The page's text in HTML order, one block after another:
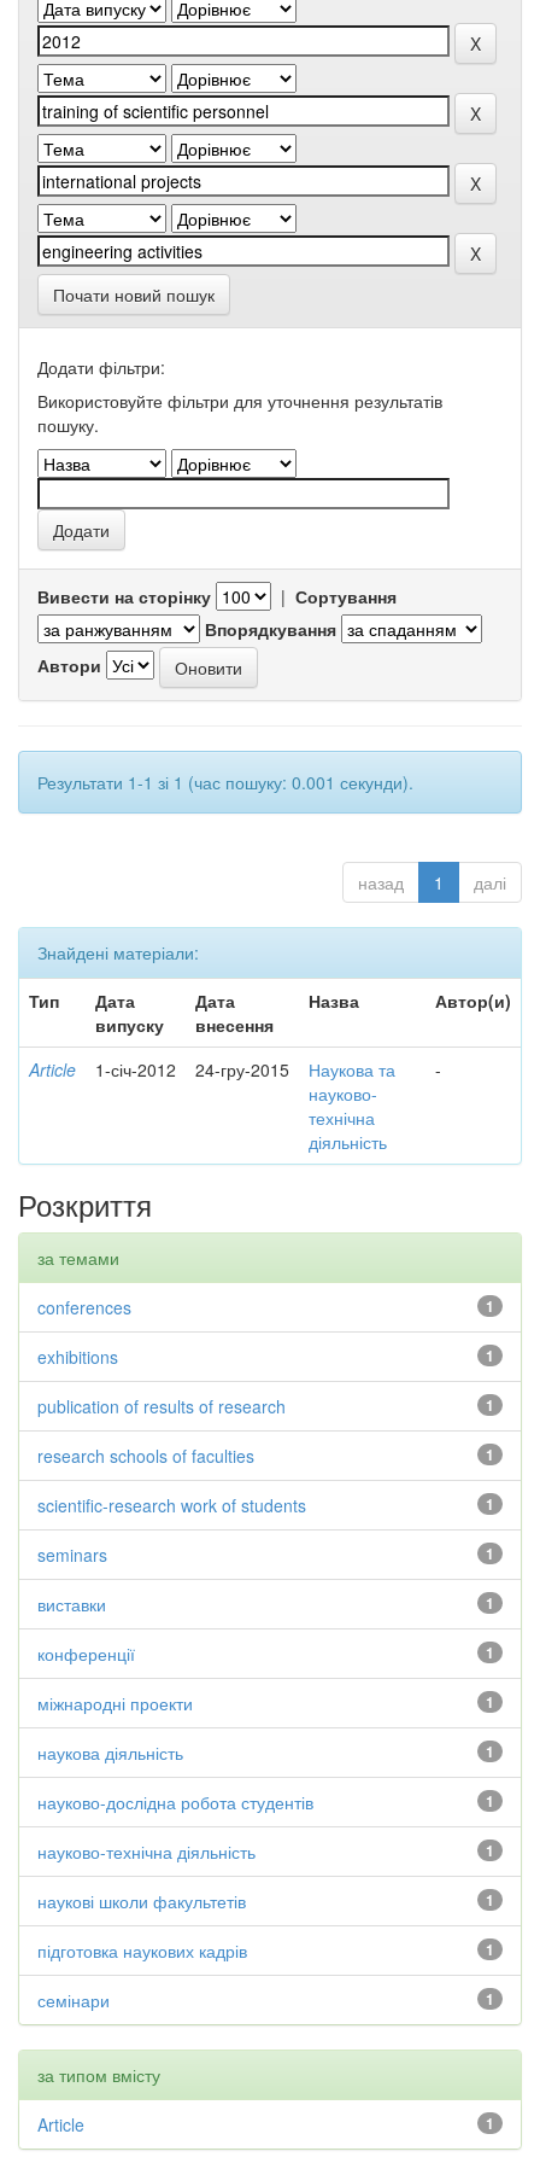
Почати новий пошук
Додати фільтри:
Використовуйте фільтри для уточнення результатів
пошуку.
Вивести на сторінку | Сортування
Впорядкування
Автори
Результати 1-1 зі 1 (час пошуку: 0.001 секунди).
назад 1 далі
Знайдені матеріали:
Тип
Дата
випуску
Дата
внесення
Назва Автор(и)
Article 1-січ-2012 24-гру-2015
Наукова та
науково-
технічна
діяльність
-
Розкриття
за темами
1
conferences
1
exhibitions
1
publication of results of research
1
research schools of faculties
1
scientific-research work of students
1
seminars
1
виставки
1
конференції
1
міжнародні проекти
1
наукова діяльність
1
науково-дослідна робота студентів
1
науково-технічна діяльність
1
наукові школи факультетів
1
підготовка наукових кадрів
1
семінари
за типом вмісту
1
Article